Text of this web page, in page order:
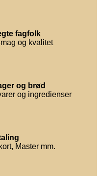
fagfolk
og kvalitet
og brød
og ingredienser
Master mm.